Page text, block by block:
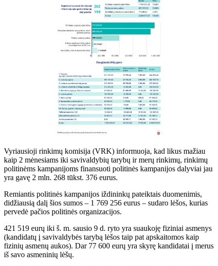
Vyriausioji rinkimų komisija (VRK) informuoja, kad likus mažiau
kaip 2 mėnesiams iki savivaldybių tarybų ir merų rinkimų, rinkimų
politinėms kampanijoms finansuoti politinės kampanijos dalyviai jau
yra gavę 2 mln. 268 tūkst. 376 eurus.
Remiantis politinės kampanijos iždininkų pateiktais duomenimis,
didžiausią dalį šios sumos – 1 769 256 eurus – sudaro lėšos, kurias
pervedė pačios politinės organizacijos.
421 519 eurų iki š. m. sausio 9 d. ryto yra suaukoję fiziniai asmenys
(kandidatų į savivaldybės tarybą lėšos taip pat apskaitomos kaip
fizinių asmenų aukos). Dar 77 600 eurų yra skyrę kandidatai į merus
iš savo asmeninių lėšų.